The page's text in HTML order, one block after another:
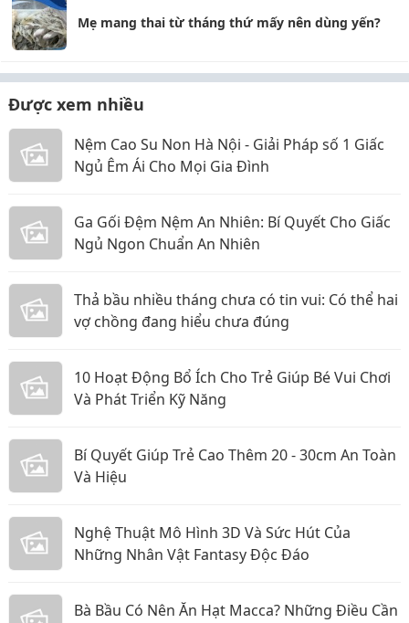
Mẹ mang thai từ tháng thứ mấy nên dùng yến?
Được xem nhiều
Nệm Cao Su Non Hà Nội - Giải Pháp số 1 Giấc
Ngủ Êm Ái Cho Mọi Gia Đình
Ga Gối Đệm Nệm An Nhiên: Bí Quyết Cho Giấc
Ngủ Ngon Chuẩn An Nhiên
Thả bầu nhiều tháng chưa có tin vui: Có thể hai
vợ chồng đang hiểu chưa đúng
10 Hoạt Động Bổ Ích Cho Trẻ Giúp Bé Vui Chơi
Và Phát Triển Kỹ Năng
Bí Quyết Giúp Trẻ Cao Thêm 20 - 30cm An Toàn
Và Hiệu
Nghệ Thuật Mô Hình 3D Và Sức Hút Của
Những Nhân Vật Fantasy Độc Đáo
Bà Bầu Có Nên Ăn Hạt Macca? Những Điều Cần